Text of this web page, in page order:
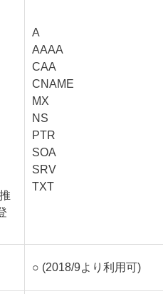
A
AAAA
CAA
CNAME
MX
NS
PTR
SOA
SRV
TXT
○ (2018/9より利用可)